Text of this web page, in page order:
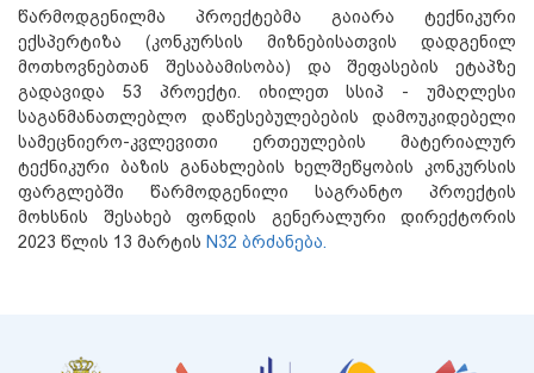
წარმოდგენილმა პროექტებმა გაიარა ტექნიკური
ექსპერტიზა (კონკურსის მიზნებისათვის დადგენილ
მოთხოვნებთან შესაბამისობა) და შეფასების ეტაპზე
გადავიდა 53 პროექტი. იხილეთ სსიპ - უმაღლესი
საგანმანათლებლო დაწესებულებების დამოუკიდებელი
სამეცნიერო-კვლევითი ერთეულების მატერიალურ
ტექნიკური ბაზის განახლების ხელშეწყობის კონკურსის
ფარგლებში წარმოდგენილი საგრანტო პროექტის
მოხსნის შესახებ ფონდის გენერალური დირექტორის
2023 წლის 13 მარტის N32 ბრძანება.